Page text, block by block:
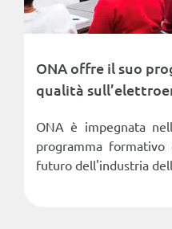
ONA offre il suo
qualità
ONA è impegnata
programma
futuro dell'industria